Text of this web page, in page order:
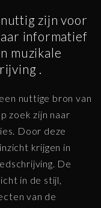
zijn voor
informatief
muzikale
.
nuttige bron van
zoek zijn naar
Door deze
krijgen in
De
in de stijl,
van de